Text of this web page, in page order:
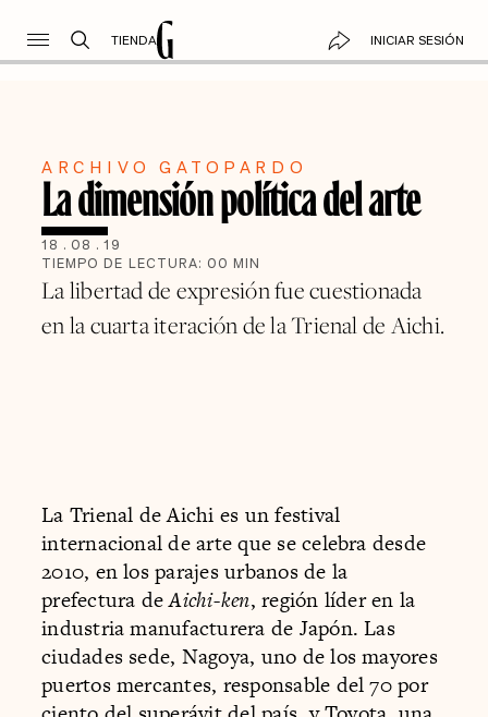
TIENDA INICIAR SESIÓN
ARCHIVO GATOPARDO
La dimensión política del arte
18 . 08 . 19
TIEMPO DE LECTURA: 00 MIN
La libertad de expresión fue cuestionada
en la cuarta iteración de la Trienal de Aichi.
La Trienal de Aichi es un festival
internacional de arte que se celebra desde
2010, en los parajes urbanos de la
prefectura deAichi-ken, región líder en la
industria manufacturera de Japón. Las
ciudades sede, Nagoya, uno de los mayores
puertos mercantes, responsable del 70 por